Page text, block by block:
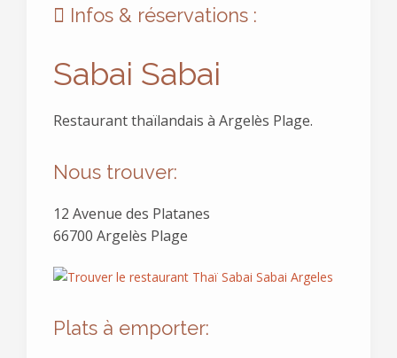
Infos & réservations :
Sabai Sabai
Restaurant thaïlandais à Argelès Plage.
Nous trouver:
12 Avenue des Platanes
66700 Argelès Plage
Plats à emporter: